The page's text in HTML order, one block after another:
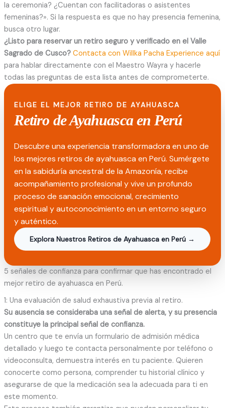
la ceremonia? ¿Cuentan con facilitadoras o asistentes
femeninas?». Si la respuesta es que no hay presencia femenina,
busca otro lugar.
¿Listo para reservar un retiro seguro y verificado en el Valle
Sagrado de Cusco? Contacta con Willka Pacha Experience aquí
para hablar directamente con el Maestro Wayra y hacerle
todas las preguntas de esta lista antes de comprometerte.
ELIGE EL MEJOR RETIRO DE AYAHUASCA
Retiro de Ayahuasca en Perú
Descubre una experiencia transformadora en uno de
los mejores retiros de ayahuasca en Perú. Sumérgete
en la sabiduría ancestral de la Amazonía, recibe
acompañamiento profesional y vive un profundo
proceso de sanación emocional, crecimiento
espiritual y autoconocimiento en un entorno seguro
y auténtico.
Explora Nuestros Retiros de Ayahuasca en Perú →
5 señales de confianza para confirmar que has encontrado el
mejor retiro de ayahuasca en Perú.
1: Una evaluación de salud exhaustiva previa al retiro.
Su ausencia se consideraba una señal de alerta, y su presencia
constituye la principal señal de confianza.
Un centro que te envía un formulario de admisión médica
detallado y luego te contacta personalmente por teléfono o
videoconsulta, demuestra interés en tu paciente. Quieren
conocerte como persona, comprender tu historial clínico y
asegurarse de que la medicación sea la adecuada para ti en
este momento.